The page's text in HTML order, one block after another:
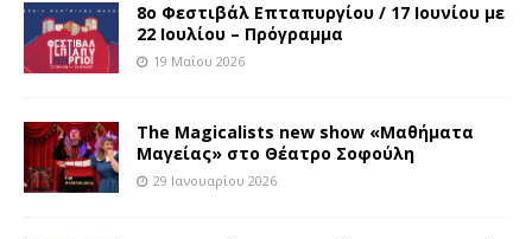
8o Φεστιβάλ Επταπυργίου / 17 Ιουνίου με
22 Ιουλίου – Πρόγραμμα
19 Μαΐου 2026
The Magicalists new show «Μαθήματα
Μαγείας» στο Θέατρο Σοφούλη
29 Ιανουαρίου 2026